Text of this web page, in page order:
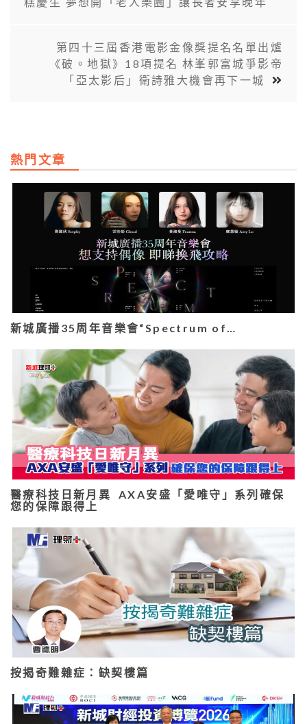
第四十三屆香港電影金像獎提名名單出爐
《破。地獄》18項提名 林峯郭富城爭影帝
「亞太影后」衛詩雅大機會再下一城
熱門文章
新城廣播35周年音樂會“Spectrum of…
醫療科技日新月異 AXA安盛「愛唯守」系列確保
您的保障跟得上
按揭奇難雜症：缺契樓篇